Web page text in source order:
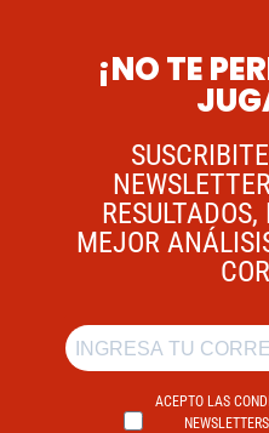
¡NO TE
MEJOR
ACEPTO LAS